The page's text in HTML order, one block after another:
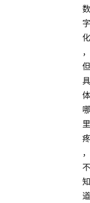
数
字
化
，
但
具
体
哪
里
疼
，
不
知
道